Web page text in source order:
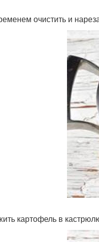
очистить и
картофель в